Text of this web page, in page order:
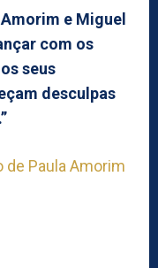
e Miguel
com os
seus
desculpas
de Paula Amorim